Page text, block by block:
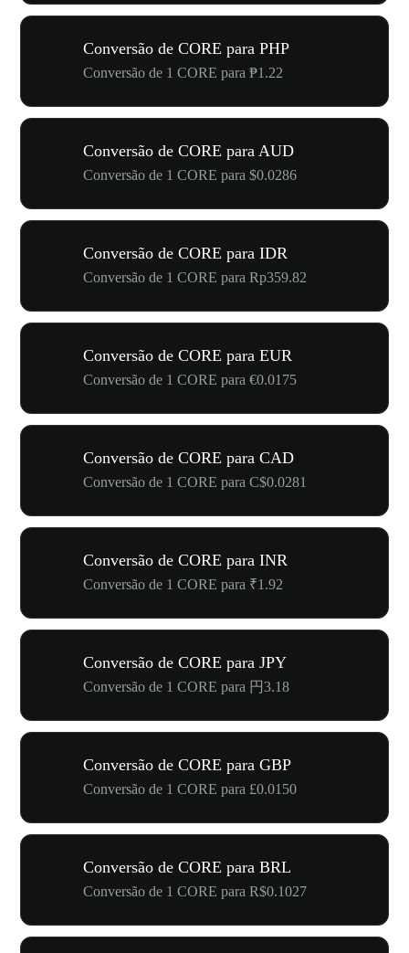
Conversão de CORE para PHP
Conversão de 1 CORE para ₱1.22
Conversão de CORE para AUD
Conversão de 1 CORE para $0.0286
Conversão de CORE para IDR
Conversão de 1 CORE para Rp359.82
Conversão de CORE para EUR
Conversão de 1 CORE para €0.0175
Conversão de CORE para CAD
Conversão de 1 CORE para C$0.0281
Conversão de CORE para INR
Conversão de 1 CORE para ₹1.92
Conversão de CORE para JPY
Conversão de 1 CORE para 円3.18
Conversão de CORE para GBP
Conversão de 1 CORE para £0.0150
Conversão de CORE para BRL
Conversão de 1 CORE para R$0.1027